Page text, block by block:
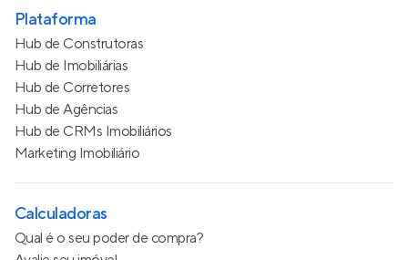
Plataforma
Hub de Construtoras
Hub de Imobiliárias
Hub de Corretores
Hub de Agências
Hub de CRMs Imobiliários
Marketing Imobiliário
Calculadoras
Qual é o seu poder de compra?